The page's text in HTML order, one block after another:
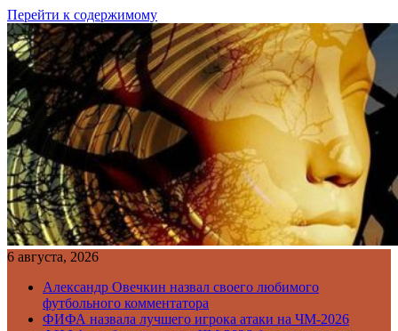
Перейти к содержимому
6 августа, 2026
Александр Овечкин назвал своего любимого
футбольного комментатора
ФИФА назвала лучшего игрока атаки на ЧМ-2026